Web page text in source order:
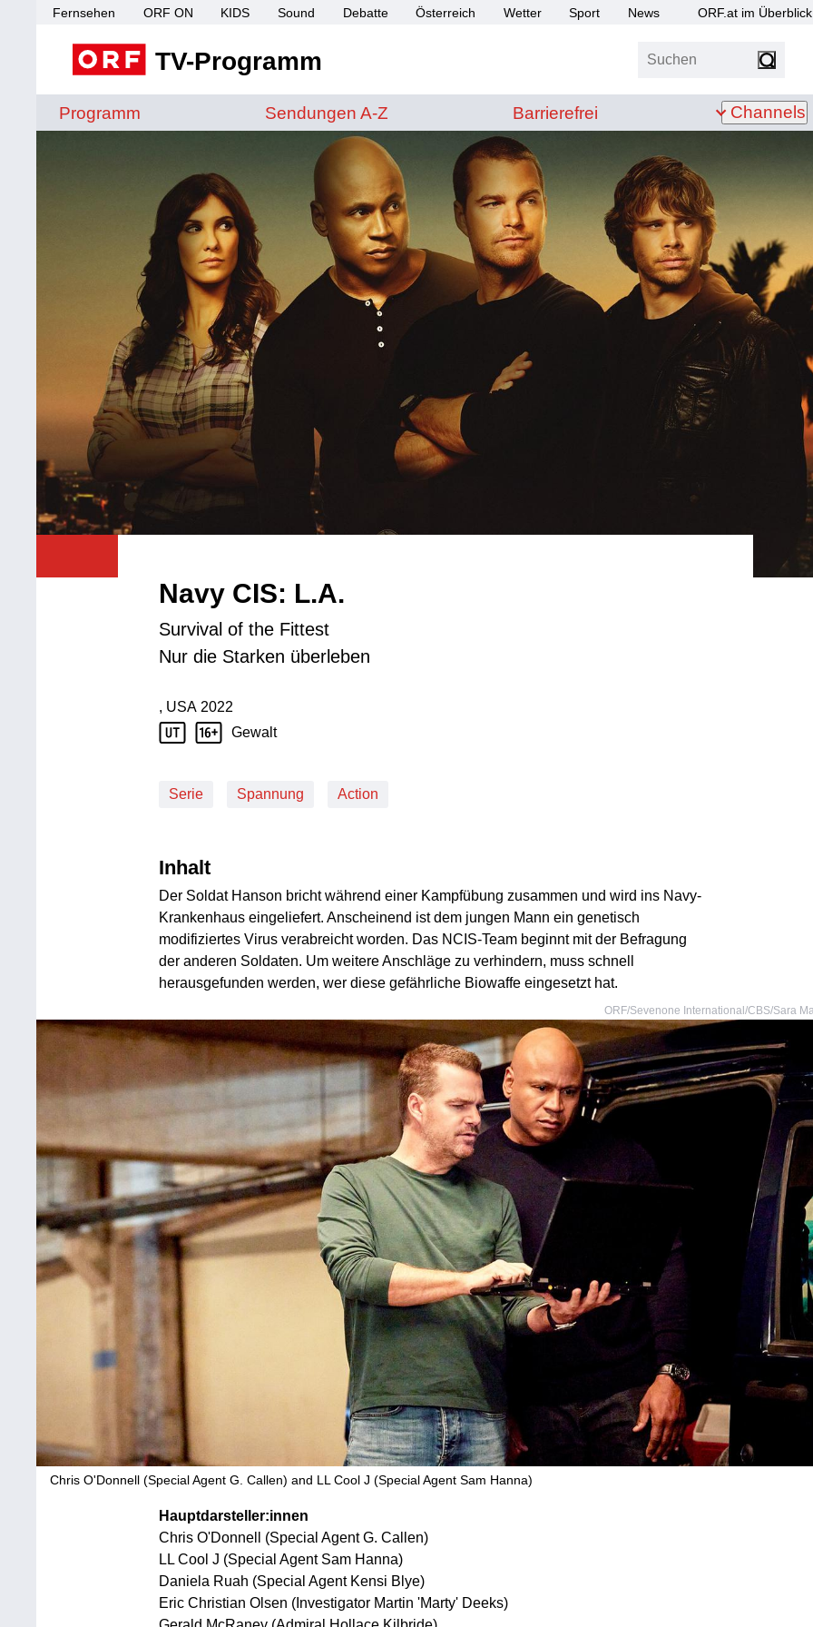
Fernsehen ORF ON KIDS Sound Debatte Österreich Wetter Sport News ORF.at im Überblick
TV-Programm Suchen
Programm Sendungen von A bis Z
Sendungen A-Z Barrierefrei
Barrierefrei Channels
Navy CIS: L.A.
Survival of the Fittest
Nur die Starken überleben
Produktionsland: USA
, USA
Produktionsjahr: 2022
2022
Jugendschutz Beschreibung: Gewalt
Gewalt
Serie Spannung Action
Inhalt
Der Soldat Hanson bricht während einer Kampfübung zusammen und wird ins Navy-
Krankenhaus eingeliefert. Anscheinend ist dem jungen Mann ein genetisch
modifiziertes Virus verabreicht worden. Das NCIS-Team beginnt mit der Befragung
der anderen Soldaten. Um weitere Anschläge zu verhindern, muss schnell
herausgefunden werden, wer diese gefährliche Biowaffe eingesetzt hat.
ORF/Sevenone International/CBS/Sara
Chris O'Donnell (Special Agent G. Callen) and LL Cool J (Special Agent Sam Hanna)
Hauptdarsteller:innen
Chris O'Donnell (Special Agent G. Callen)
LL Cool J (Special Agent Sam Hanna)
Daniela Ruah (Special Agent Kensi Blye)
Eric Christian Olsen (Investigator Martin 'Marty' Deeks)